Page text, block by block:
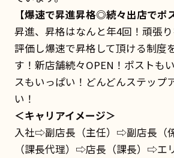
【爆速で昇進昇格◎続々出店でポ
昇進、昇格はなんと年4回！頑張
評価し爆速で昇格して頂ける制度
す！新店舗続々OPEN！ポストも
スもいっぱい！どんどんステップ
い！
＜キャリアイメージ＞
入社⇨副店長（主任）⇨副店長（
（課長代理）⇨店長（課長）⇨エ